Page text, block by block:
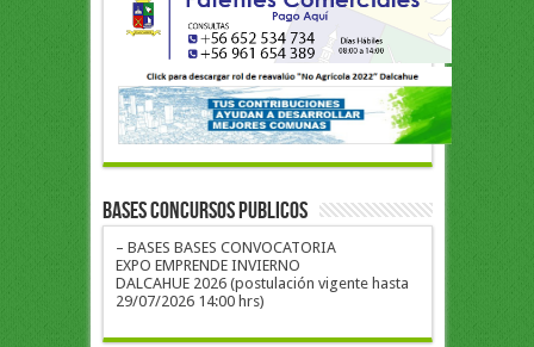
BASES CONCURSOS PUBLICOS
– BASES BASES CONVOCATORIA
EXPO EMPRENDE INVIERNO
DALCAHUE 2026 (postulación vigente hasta
29/07/2026 14:00 hrs)